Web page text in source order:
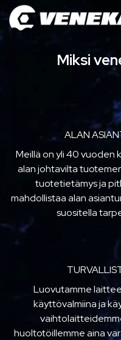
Miksi
ALAN
Meillä on yli 40 vuoden
alan johtavilta
tuotetietämys ja
mahdollistaa alan
suositella
Luovutamme
käyttövalmiina ja
huoltotöillemme aina